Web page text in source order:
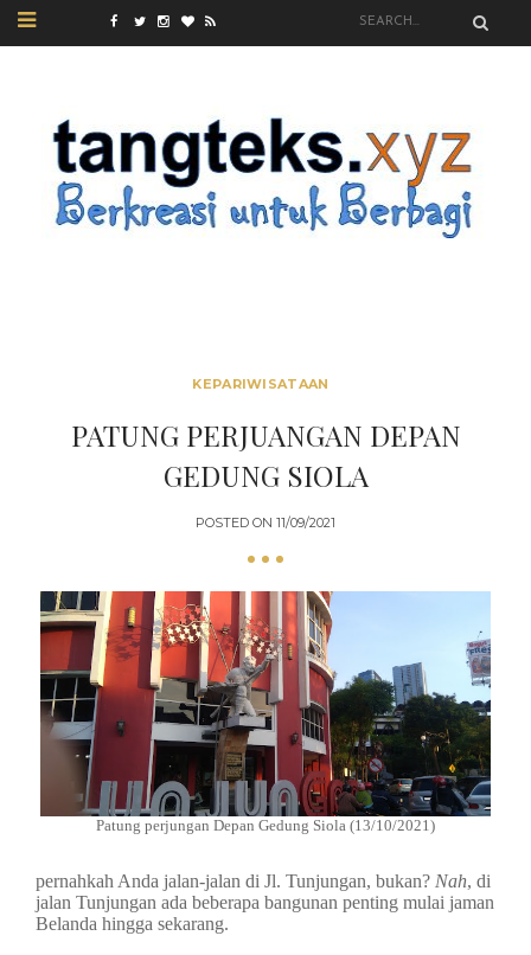
KEPARIWISATAAN
PATUNG PERJUANGAN DEPAN
GEDUNG SIOLA
POSTED ON 11/09/2021
Patung perjungan Depan Gedung Siola (13/10/2021)
pernahkah Anda jalan-jalan di Jl. Tunjungan, bukan? Nah, di
jalan Tunjungan ada beberapa bangunan penting mulai jaman
Belanda hingga sekarang.